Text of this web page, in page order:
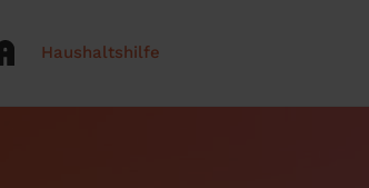
Haushaltshilfe